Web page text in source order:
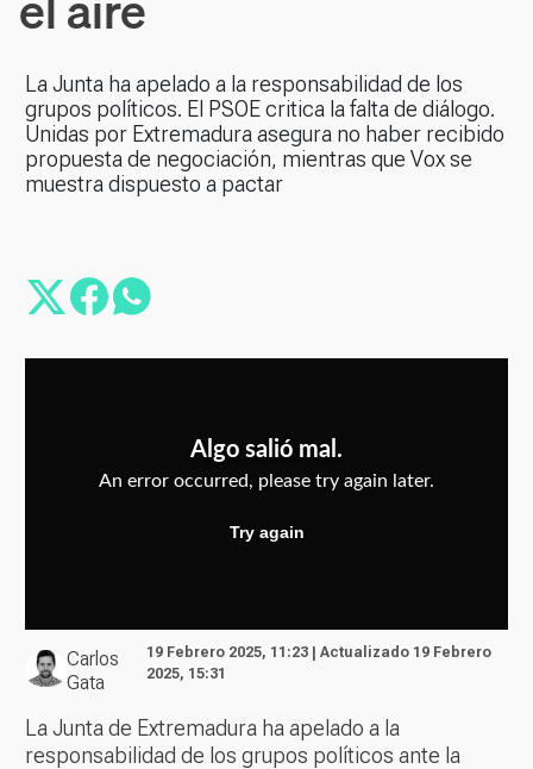
La Junta ha apelado a la responsabilidad de los
grupos políticos. El PSOE critica la falta de diálogo.
Unidas por Extremadura asegura no haber recibido
propuesta de negociación, mientras que Vox se
muestra dispuesto a pactar
Carlos
Gata
19 Febrero 2025, 11:23 | Actualizado 19 Febrero
2025, 15:31
La Junta de Extremadura ha apelado a la
responsabilidad de los grupos políticos ante la